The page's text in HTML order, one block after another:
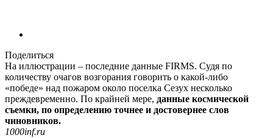
Поделиться
На иллюстрации – последние данные FIRMS. Судя по
количеству очагов возгорания говорить о какой-либо
«победе» над пожаром около поселка Сезух несколько
преждевременно. По крайней мере, данные космической
съемки, по определению точнее и достовернее слов
чиновников.
1000inf.ru